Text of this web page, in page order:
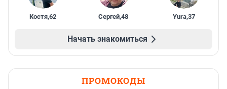
Костя,62 Сергей,48 Yura,37
Начать знакомиться
ПРОМОКОДЫ